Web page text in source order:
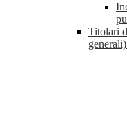
Titolari
generali)